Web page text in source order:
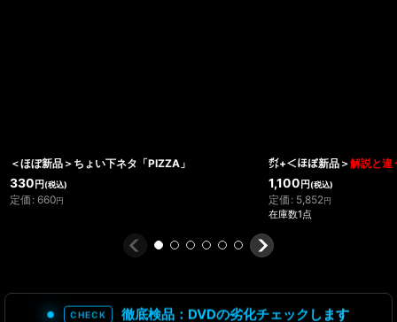
＜ほぼ新品＞ちょい下ネタ「PIZZA」
330 円(税込)
定価 : 660円
㌽+＜ほぼ新品＞解説と違う
1,100 円(税込)
定価 : 5,852円
在庫数1点
CHECK 徹底検品：DVDの劣化チェックします